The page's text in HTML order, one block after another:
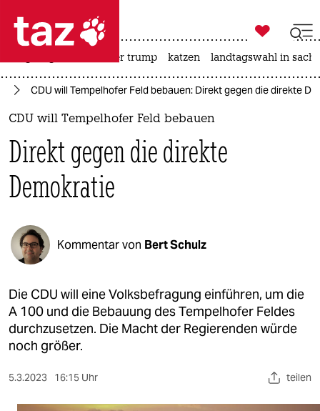
 taz zahl ich
taz zahl ich
politik
öko
gesellschaft
kultur
sport
berlin
nord
wahrheit

taz zahl ich
usa unter trump katzen landtagswahl in
CDU will Tempelhofer Feld bebauen: Direkt gegen die direkte
CDU will Tempelhofer Feld bebauen
Direkt gegen die direkte
Demokratie
Kommentar von Bert Schulz
Die CDU will eine Volksbefragung einführen, um die
A 100 und die Bebauung des Tempelhofer Feldes
durchzusetzen. Die Macht der Regierenden würde
noch größer.
5.3.2023 16:15 Uhr teilen